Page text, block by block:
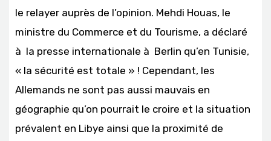
le relayer auprès de l’opinion. Mehdi Houas, le
ministre du Commerce et du Tourisme, a déclaré
à la presse internationale à Berlin qu’en Tunisie,
« la sécurité est totale » ! Cependant, les
Allemands ne sont pas aussi mauvais en
géographie qu’on pourrait le croire et la situation
prévalent en Libye ainsi que la proximité de